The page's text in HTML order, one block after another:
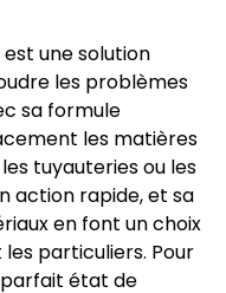
est une solution
les problèmes
sa formule
les matières
tuyauteries ou les
action rapide, et sa
en font un choix
particuliers. Pour
état de